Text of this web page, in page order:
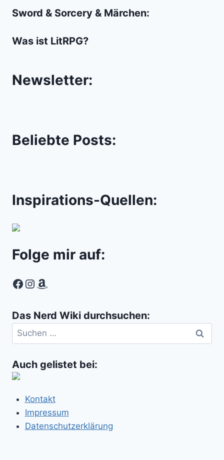
Sword & Sorcery & Märchen:
Was ist LitRPG?
Newsletter:
Beliebte Posts:
Inspirations-Quellen:
Folge mir auf:
Facebook
Instagram
Amazon
Das Nerd Wiki durchsuchen:
Suchen
nach:
Auch gelistet bei:
Kontakt
Impressum
Datenschutzerklärung